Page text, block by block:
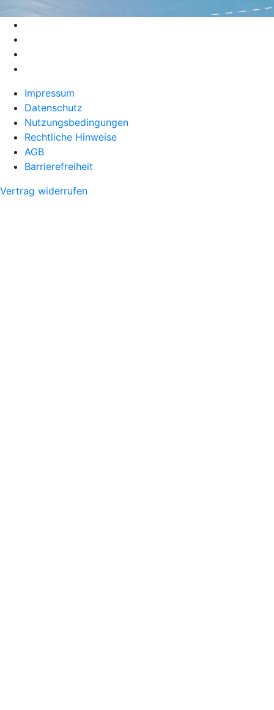
Impressum
Datenschutz
Nutzungsbedingungen
Rechtliche Hinweise
AGB
Barrierefreiheit
Vertrag widerrufen